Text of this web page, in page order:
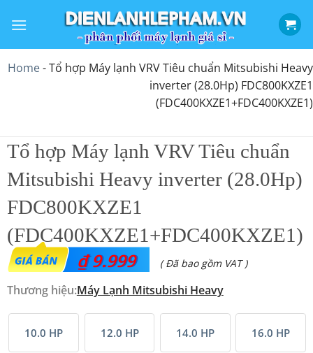
qua
dungHome-Tổ hợp Máy lạnh VRV Tiêu chuẩn Mitsubishi Heavy
inverter (28.0Hp) FDC800KXZE1
(FDC400KXZE1+FDC400KXZE1)
Tổ hợp Máy lạnh VRV Tiêu chuẩn
Mitsubishi Heavy inverter (28.0Hp)
FDC800KXZE1
(FDC400KXZE1+FDC400KXZE1)
₫9.999 ( Đã bao gồm VAT )
Thương hiệu:Máy Lạnh Mitsubishi Heavy
10.0 HP 12.0 HP 14.0 HP 16.0 HP